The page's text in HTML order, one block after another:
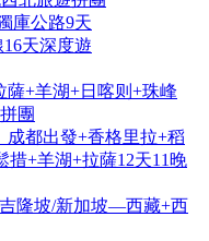
庫公路9天
天深度遊
薩+羊湖+日喀则+珠峰
團
成都出發+香格里拉+稻
措+羊湖+拉薩12天11晚
隆坡/新加坡—西藏+西